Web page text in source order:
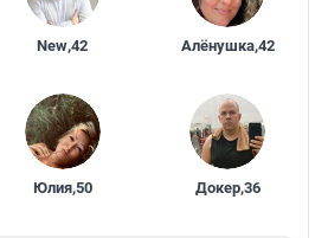
New,42 Алёнушка,42
Юлия,50 Докер,36